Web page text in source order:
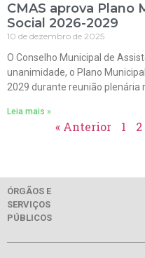
CMAS aprova Plano
Social 2026-2029
10 de dezembro de 2025
O Conselho Municipal de
unanimidade, o Plano
2029 durante reunião
Leia mais »
« Anterior 1 2
ÓRGÃOS E
SERVIÇOS
PÚBLICOS